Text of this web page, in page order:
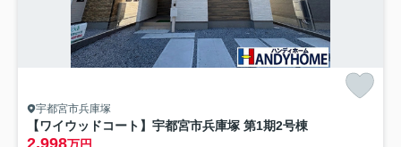
宇都宮市兵庫塚
【ワイウッドコート】宇都宮市兵庫塚 第1期2号棟